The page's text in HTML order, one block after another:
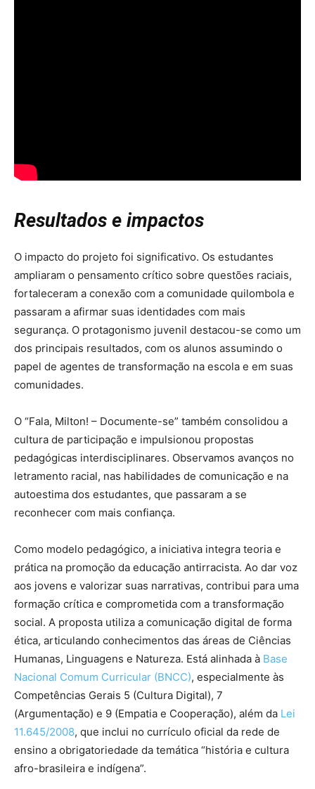
Resultados e impactos
O impacto do projeto foi significativo. Os estudantes
ampliaram o pensamento crítico sobre questões raciais,
fortaleceram a conexão com a comunidade quilombola e
passaram a afirmar suas identidades com mais
segurança. O protagonismo juvenil destacou-se como um
dos principais resultados, com os alunos assumindo o
papel de agentes de transformação na escola e em suas
comunidades.
O “Fala, Milton! – Documente-se” também consolidou a
cultura de participação e impulsionou propostas
pedagógicas interdisciplinares. Observamos avanços no
letramento racial, nas habilidades de comunicação e na
autoestima dos estudantes, que passaram a se
reconhecer com mais confiança.
Como modelo pedagógico, a iniciativa integra teoria e
prática na promoção da educação antirracista. Ao dar voz
aos jovens e valorizar suas narrativas, contribui para uma
formação crítica e comprometida com a transformação
social. A proposta utiliza a comunicação digital de forma
ética, articulando conhecimentos das áreas de Ciências
Humanas, Linguagens e Natureza. Está alinhada à Base
Nacional Comum Curricular (BNCC), especialmente às
Competências Gerais 5 (Cultura Digital), 7
(Argumentação) e 9 (Empatia e Cooperação), além da Lei
11.645/2008, que inclui no currículo oficial da rede de
ensino a obrigatoriedade da temática “história e cultura
afro-brasileira e indígena”.